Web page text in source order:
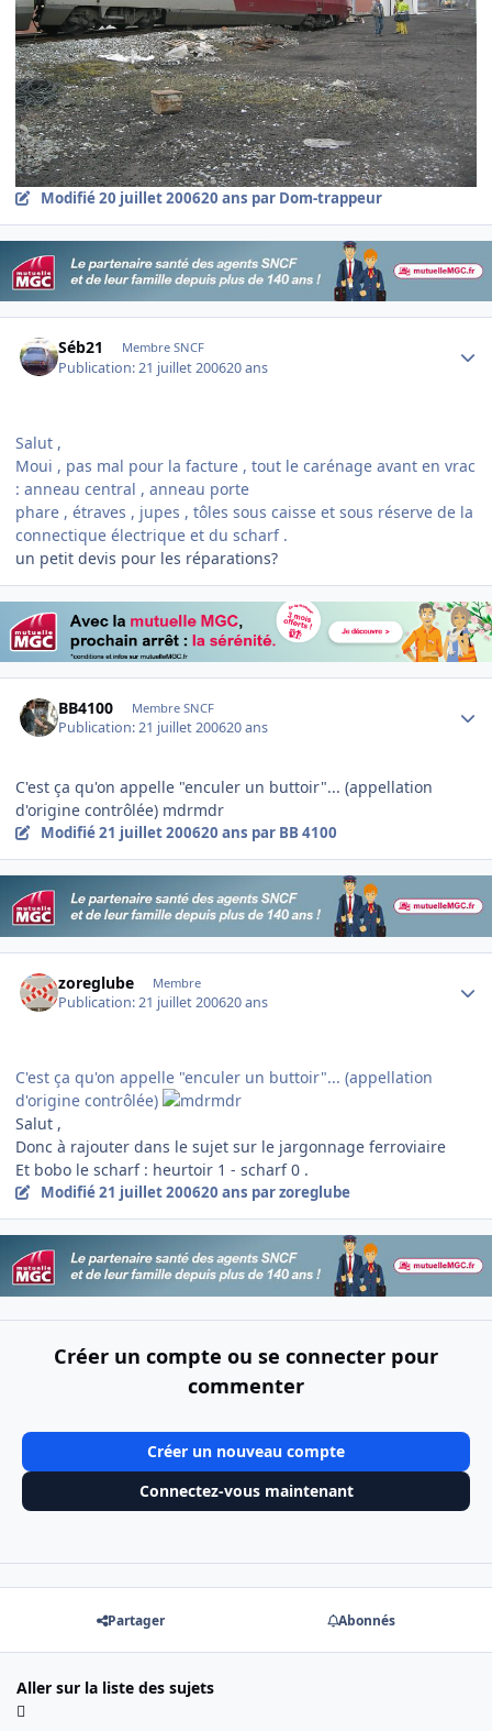
Modifié20 juillet 200620 ans par Dom-trappeur
Séb21 Membre SNCF
Publication:21 juillet 200620 ans
Salut ,
Moui , pas mal pour la facture , tout le carénage avant en vrac
: anneau central , anneau porte
phare , étraves , jupes , tôles sous caisse et sous réserve de la
connectique électrique et du scharf .
un petit devis pour les réparations?
BB4100 Membre SNCF
Publication:21 juillet 200620 ans
C'est ça qu'on appelle "enculer un buttoir"... (appellation
d'origine contrôlée) mdrmdr
Modifié21 juillet 200620 ans par BB 4100
zoreglube Membre
Publication:21 juillet 200620 ans
C'est ça qu'on appelle "enculer un buttoir"... (appellation
d'origine contrôlée)
Salut ,
Donc à rajouter dans le sujet sur le jargonnage ferroviaire
Et bobo le scharf : heurtoir 1 - scharf 0 .
Modifié21 juillet 200620 ans par zoreglube
Créer un compte ou se connecter pour
commenter
Créer un nouveau compte
Connectez-vous maintenant
Partager Abonnés
Aller sur la liste des sujets